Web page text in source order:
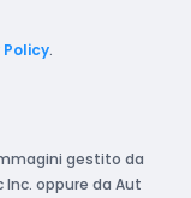
Policy.
gestito da
oppure da Aut